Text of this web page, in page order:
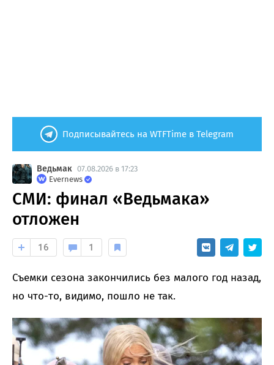
Подписывайтесь на WTFTime в Telegram
Ведьмак 07.08.2026 в 17:23
Evernews
СМИ: финал «Ведьмака»
отложен
16 1
Съемки сезона закончились без малого год назад,
но что-то, видимо, пошло не так.